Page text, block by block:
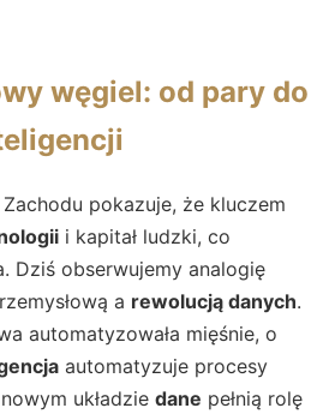
węgiel: od pary do
pokazuje, że kluczem
i kapitał ludzki, co
Dziś obserwujemy analogię
a rewolucją danych.
automatyzowała mięśnie, o
automatyzuje procesy
układzie dane pełnią rolę